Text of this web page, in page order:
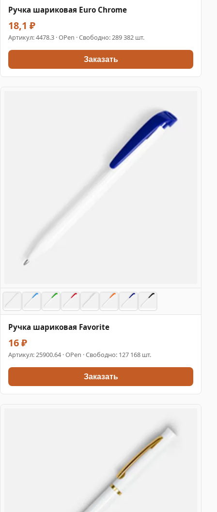
Ручка шариковая Euro Chrome
18,1 ₽
Артикул:4478.3 · OPen · Свободно: 289 382 шт.
Заказать
Ручка шариковая Favorite
16 ₽
Артикул:25900.64 · OPen · Свободно: 127 168 шт.
Заказать